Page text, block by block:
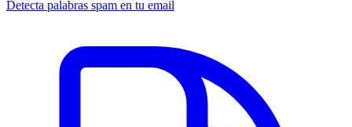
Detecta palabras spam en tu email